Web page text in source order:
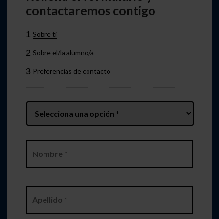
contactaremos contigo
1 Sobre ti
2 Sobre el/la alumno/a
3 Preferencias de contacto
Prefix *
Nombre *